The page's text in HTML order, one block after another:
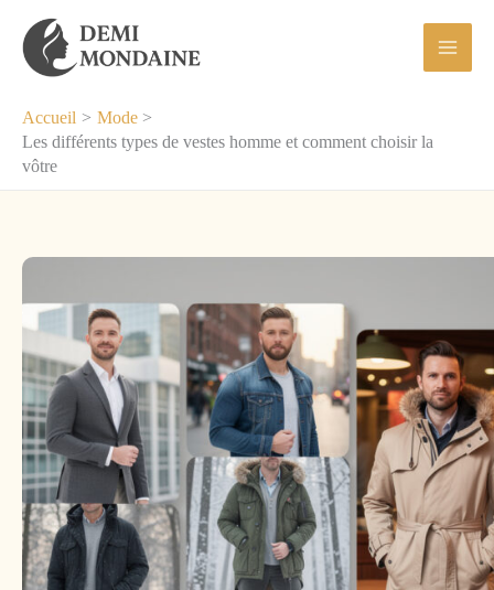
contenu
Accueil
Mode
Les différents types de vestes homme et comment choisir la
vôtre